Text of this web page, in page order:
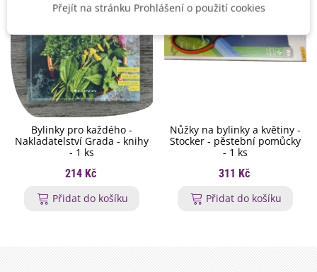
Bylinky pro každého -
Nakladatelství Grada - knihy
- 1 ks
214 Kč
Přidat do košíku
Nůžky na bylinky a květiny -
Stocker - pěstební pomůcky
- 1 ks
311 Kč
Přidat do košíku
Přejít na stránku Prohlášení o použití cookies